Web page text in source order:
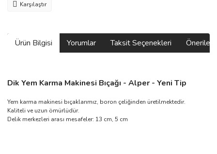
Karşılaştır
Ürün Bilgisi Yorumlar Taksit Seçenekleri
Dik Yem Karma Makinesi Bıçağı - Alper - Yeni Tip
Yem karma makinesi bıçaklarımız, boron çeliğinden üretilmektedir.
Kaliteli ve uzun ömürlüdür.
Delik merkezleri arası mesafeler: 13 cm, 5 cm